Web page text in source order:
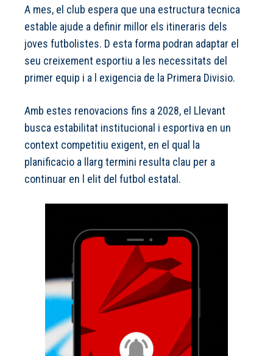
A mes, el club espera que una estructura tecnica
estable ajude a definir millor els itineraris dels
joves futbolistes. D esta forma podran adaptar el
seu creixement esportiu a les necessitats del
primer equip i a l exigencia de la Primera Divisio.
Amb estes renovacions fins a 2028, el Llevant
busca estabilitat institucional i esportiva en un
context competitiu exigent, en el qual la
planificacio a llarg termini resulta clau per a
continuar en l elit del futbol estatal.